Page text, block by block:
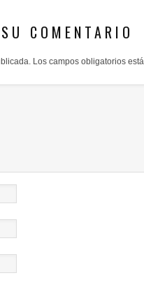
COMENTARIO
Los campos obligatorios